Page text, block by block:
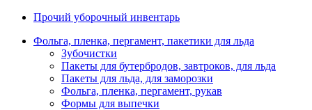
Прочий уборочный инвентарь
Фольга, пленка, пергамент, пакетики для льда
Зубочистки
Пакеты для бутербродов, завтроков, для льда
Пакеты для льда, для заморозки
Фольга, пленка, пергамент, рукав
Формы для выпечки